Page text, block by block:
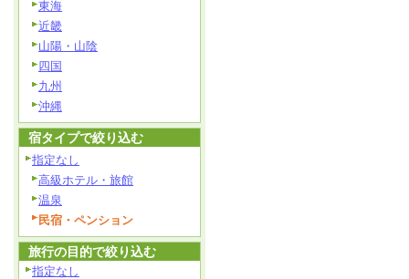
東海
近畿
山陽・山陰
四国
九州
沖縄
宿タイプで絞り込む
指定なし
高級ホテル・旅館
温泉
民宿・ペンション
旅行の目的で絞り込む
指定なし